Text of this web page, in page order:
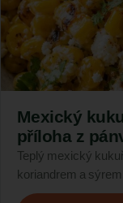
Mexický
příloha z
Teplý mexický
koriandrem a